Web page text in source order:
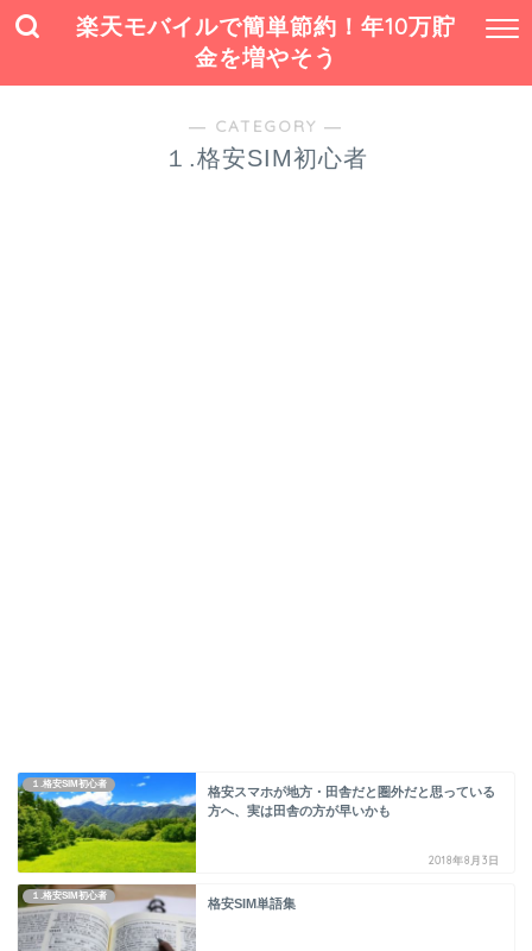
楽天モバイルで簡単節約！年10万貯
金を増やそう
― CATEGORY ―
１.格安SIM初心者
１.格安SIM初心者
格安スマホが地方・田舎だと圏外だと思っている
方へ、実は田舎の方が早いかも
2018年8月3日
１.格安SIM初心者
格安SIM単語集